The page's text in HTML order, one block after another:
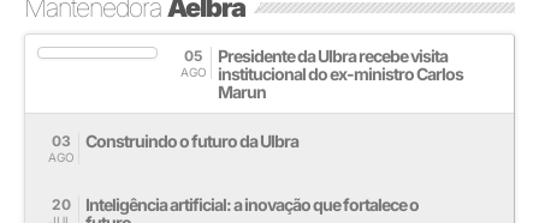
MantenedoraAelbra
05
AGO
Presidente da Ulbra recebe visita
institucional do ex-ministro Carlos
Marun
03
AGO
Construindo o futuro da Ulbra
20
Inteligência artificial: a inovação que fortalece o